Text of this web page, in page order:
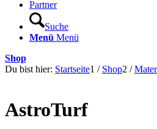
Partner
Suche
Menü Menü
Shop
Du bist hier: Startseite1 / Shop2 /
AstroTurf